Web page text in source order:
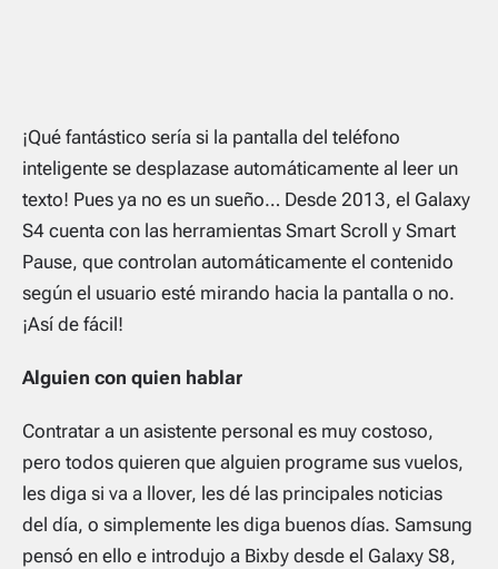
¡Qué fantástico sería si la pantalla del teléfono
inteligente se desplazase automáticamente al leer un
texto! Pues ya no es un sueño… Desde 2013, el Galaxy
S4 cuenta con las herramientas Smart Scroll y Smart
Pause, que controlan automáticamente el contenido
según el usuario esté mirando hacia la pantalla o no.
¡Así de fácil!
Alguien con quien hablar
Contratar a un asistente personal es muy costoso,
pero todos quieren que alguien programe sus vuelos,
les diga si va a llover, les dé las principales noticias
del día, o simplemente les diga buenos días. Samsung
pensó en ello e introdujo a Bixby desde el Galaxy S8,